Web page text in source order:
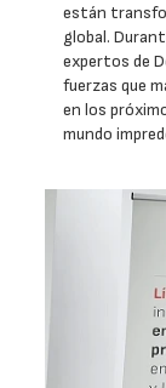
están
global.
expertos de
fuerzas que
en los
mundo